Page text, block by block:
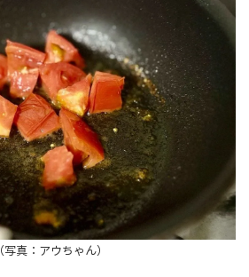
（写真：アウちゃん）